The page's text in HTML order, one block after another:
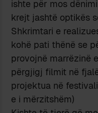
ishte për mos
krejt jashtë optikës
Shkrimtari e
kohë pati thënë se
provojnë marrëzinë
përgjigj filmit në
projektua në
e i mërzitshëm)